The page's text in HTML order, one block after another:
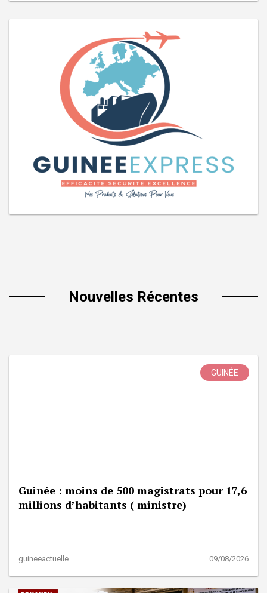
Nouvelles Récentes
GUINÉE
Guinée : moins de 500 magistrats pour 17,6
millions d’habitants ( ministre)
guineeactuelle 09/08/2026